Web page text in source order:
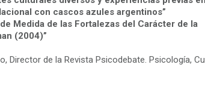
con cascos azules argentinos”
Medida de las Fortalezas del Carácter de la
(2004)”
Director de la Revista Psicodebate. Psicología,